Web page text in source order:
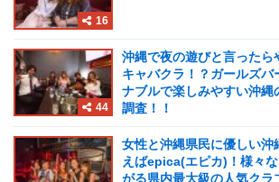
16
44
沖縄で夜の遊びと言ったら
キャバクラ！？ガールズバ
ナブルで楽しみやすい沖縄
調査！！
女性と沖縄県民に優しい沖
えばepica(エピカ)！様々
がる県内最大級の人気クラ